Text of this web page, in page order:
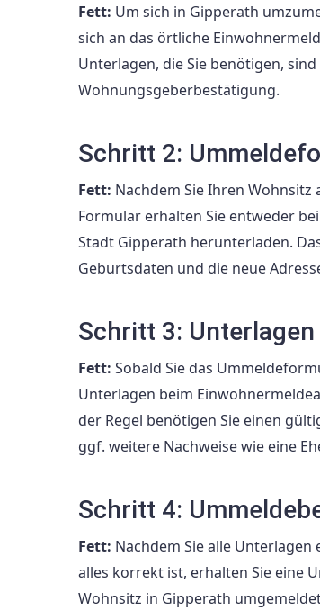
Fett: Um sich in Gipperath
sich an das örtliche
Unterlagen, die Sie benötigen,
Wohnungsgeberbestätigung.
Schritt 2:
Fett: Nachdem Sie Ihren
Formular erhalten Sie entweder
Stadt Gipperath herunterladen.
Geburtsdaten und die neue
Schritt 3:
Fett: Sobald Sie das
Unterlagen beim
der Regel benötigen Sie einen
ggf. weitere Nachweise wie eine
Schritt 4:
Fett: Nachdem Sie alle
alles korrekt ist, erhalten Sie eine
Wohnsitz in Gipperath